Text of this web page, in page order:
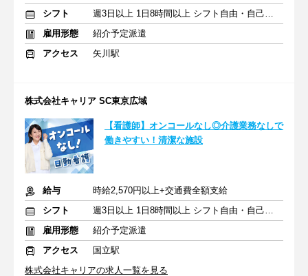
シフト
週3日以上 1日8時間以上 シフト自由・自己申告
雇用形態
紹介予定派遣
アクセス
矢川駅
株式会社キャリア SC東京広域
【看護師】オンコールなし◎介護業務なしで
働きやすい！清潔な施設
給与
時給2,570円以上+交通費全額支給
シフト
週3日以上 1日8時間以上 シフト自由・自己申告
雇用形態
紹介予定派遣
アクセス
国立駅
株式会社キャリアの求人一覧を見る